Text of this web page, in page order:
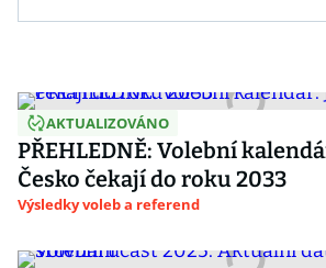
AKTUALIZOVÁNO
PŘEHLEDNĚ: Volební
Česko čekají do roku 2033
Výsledky voleb a referend